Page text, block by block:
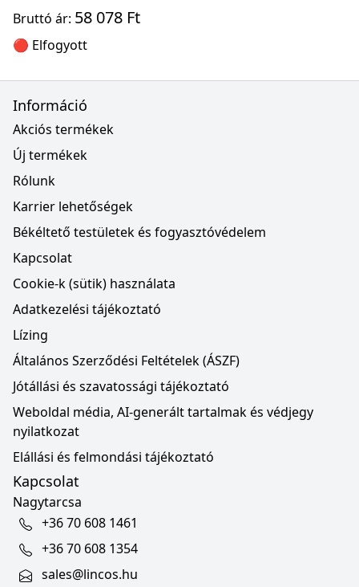
Bruttó ár: 58 078 Ft
🔴 Elfogyott
Információ
Akciós termékek
Új termékek
Rólunk
Karrier lehetőségek
Békéltető testületek és fogyasztóvédelem
Kapcsolat
Cookie-k (sütik) használata
Adatkezelési tájékoztató
Lízing
Általános Szerződési Feltételek (ÁSZF)
Jótállási és szavatossági tájékoztató
Weboldal média, AI-generált tartalmak és védjegy
nyilatkozat
Elállási és felmondási tájékoztató
Kapcsolat
Nagytarcsa
+36 70 608 1461
+36 70 608 1354
sales@lincos.hu